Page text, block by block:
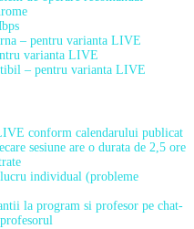
– pentru varianta LIVE
varianta LIVE
– pentru varianta LIVE
conform calendarului publicat
sesiune are o durata de 2,5 ore
individual (probleme
la program si profesor pe chat-